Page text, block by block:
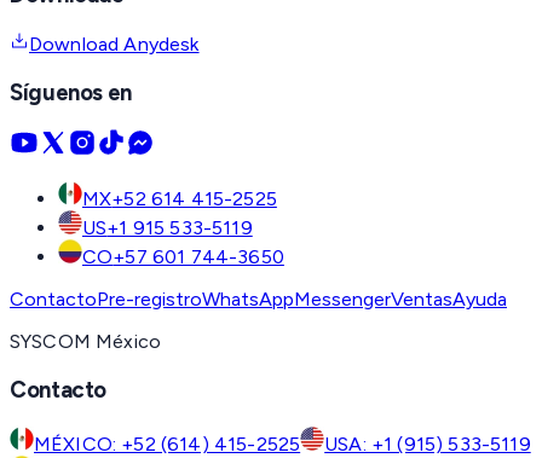
Download Anydesk
Síguenos en
MX+52 614 415-2525
US+1 915 533-5119
CO+57 601 744-3650
ContactoPre-registroWhatsAppMessengerVentasAyuda
SYSCOM México
Contacto
MÉXICO: +52 (614) 415-2525 USA: +1 (915) 533-5119